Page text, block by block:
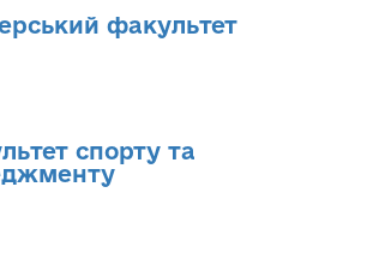
факультет
спорту та